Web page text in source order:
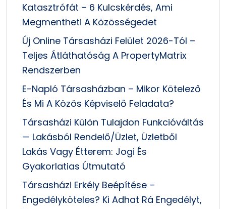
Katasztrófát – 6 Kulcskérdés, Ami
Megmentheti A Közösségedet
Új Online Társasházi Felület 2026-Tól –
Teljes Átláthatóság A PropertyMatrix
Rendszerben
E-Napló Társasházban – Mikor Kötelező
És Mi A Közös Képviselő Feladata?
Társasházi Külön Tulajdon Funkcióváltás
— Lakásból Rendelő/üzlet, Üzletből
Lakás Vagy Étterem: Jogi És
Gyakorlatias Útmutató
Társasházi Erkély Beépítése –
Engedélyköteles? Ki Adhat Rá Engedélyt,